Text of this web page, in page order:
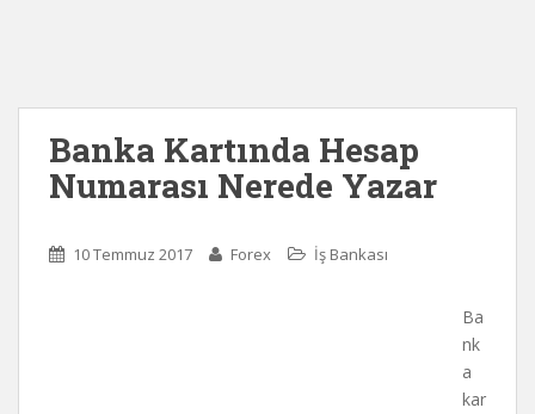
Banka Kartında Hesap
Numarası Nerede Yazar
10 Temmuz 2017 Forex İş Bankası
Ba
nk
a
kar